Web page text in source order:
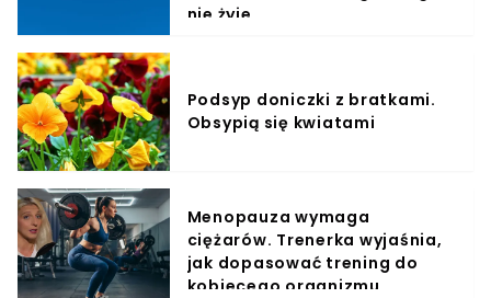
nie żyje
Podsyp doniczki z bratkami.
Obsypią się kwiatami
Menopauza wymaga
ciężarów. Trenerka wyjaśnia,
jak dopasować trening do
kobiecego organizmu